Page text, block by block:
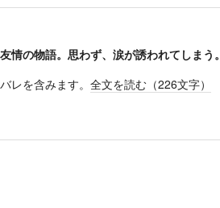
情の物語。思わず、涙が誘われてしまう。
レを含みます。 全文を読む（226文字）